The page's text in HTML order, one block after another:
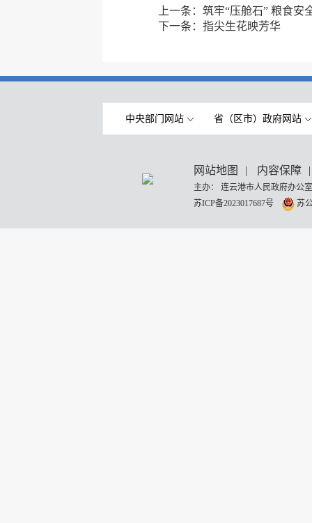
上一条： 筑牢“压舱石” 粮食安
下一条： 指尖生花映芳华
中央部门网站 省（区市）政府网站
网站地图 | 内容保障 |
主办： 连云港市人民政府办
苏ICP备2023017687号
苏